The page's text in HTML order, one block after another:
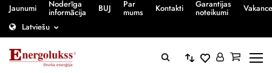
Jaunumi Noderīga
informācija BUJ Par
mums Kontakti Garantijas
noteikumi
Latviešu